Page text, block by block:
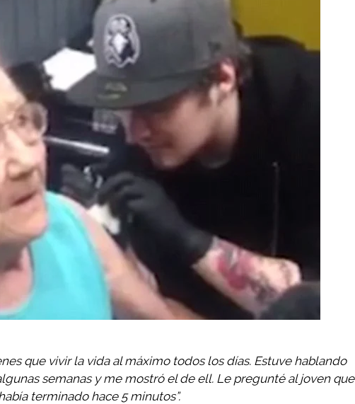
que vivir la vida al máximo todos los días. Estuve hablando
semanas y me mostró el de ell. Le pregunté al joven que
terminado hace 5 minutos”.